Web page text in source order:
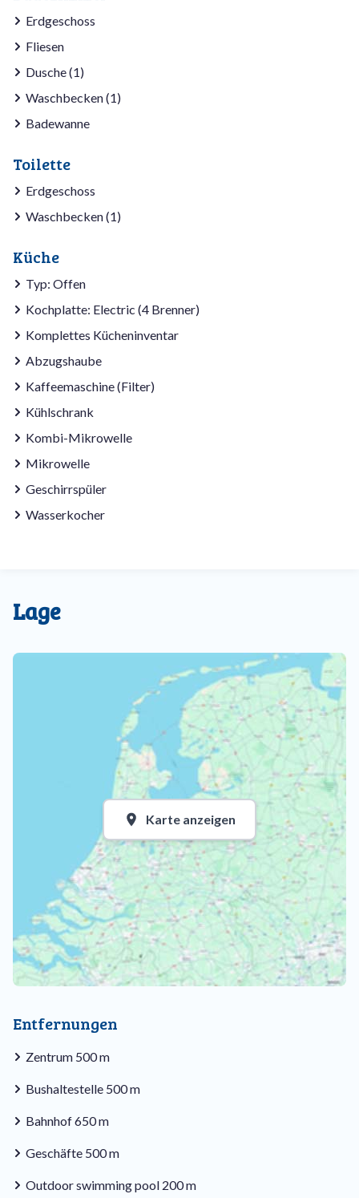
Erdgeschoss
Fliesen
Dusche (1)
Waschbecken (1)
Badewanne
Toilette
Erdgeschoss
Waschbecken (1)
Küche
Typ: Offen
Kochplatte: Electric (4 Brenner)
Komplettes Kücheninventar
Abzugshaube
Kaffeemaschine (Filter)
Kühlschrank
Kombi-Mikrowelle
Mikrowelle
Geschirrspüler
Wasserkocher
Lage
Karte anzeigen
Entfernungen
Zentrum 500 m
Bushaltestelle 500 m
Bahnhof 650 m
Geschäfte 500 m
Outdoor swimming pool 200 m